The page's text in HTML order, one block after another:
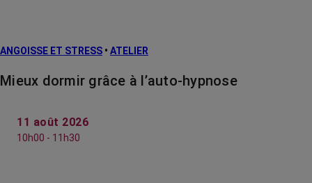
ANGOISSE ET STRESS • ATELIER
Mieux dormir grâce à l’auto-hypnose
11 août 2026
10h00 - 11h30